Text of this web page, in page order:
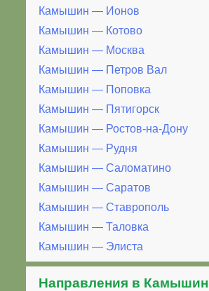
Камышин — Ионов
Камышин — Котово
Камышин — Москва
Камышин — Петров Вал
Камышин — Поповка
Камышин — Пятигорск
Камышин — Ростов-на-Дону
Камышин — Рудня
Камышин — Саломатино
Камышин — Саратов
Камышин — Ставрополь
Камышин — Таловка
Камышин — Элиста
Направления в Камышин